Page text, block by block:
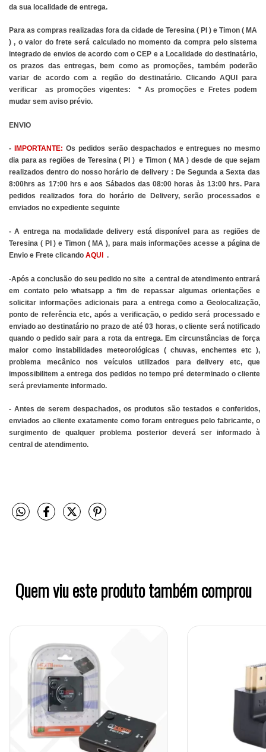
da sua localidade de entrega.
Para as compras realizadas fora da cidade de Teresina ( PI ) e Timon ( MA
) , o valor do frete será calculado no momento da compra pelo sistema
integrado de envios de acordo com o CEP e a Localidade do destinatário,
os prazos das entregas, bem como as promoções, também poderão
variar de acordo com a região do destinatário. Clicando AQUI para
verificar  as promoções vigentes:  * As promoções e Fretes podem
mudar sem aviso prévio.
ENVIO
- IMPORTANTE: Os pedidos serão despachados e entregues no mesmo
dia para as regiões de Teresina ( PI )  e Timon ( MA ) desde de que sejam
realizados dentro do nosso horário de delivery : De Segunda a Sexta das
8:00hrs as 17:00 hrs e aos Sábados das 08:00 horas às 13:00 hrs. Para
pedidos realizados fora do horário de Delivery, serão processados e
enviados no expediente seguinte
- A entrega na modalidade delivery está disponível para as regiões de
Teresina ( PI ) e Timon ( MA ), para mais informações acesse a página de
Envio e Frete clicando AQUI .
-Após a conclusão do seu pedido no site  a central de atendimento entrará
em contato pelo whatsapp a fim de repassar algumas orientações e
solicitar informações adicionais para a entrega como a Geolocalização,
ponto de referência etc, após a verificação, o pedido será processado e
enviado ao destinatário no prazo de até 03 horas, o cliente será notificado
quando o pedido sair para a rota da entrega. Em circunstâncias de força
maior como instabilidades meteorológicas ( chuvas, enchentes etc ),
problema mecânico nos veículos utilizados para delivery etc, que
impossibilitem a entrega dos pedidos no tempo pré determinado o cliente
será previamente informado.
- Antes de serem despachados, os produtos são testados e conferidos,
enviados ao cliente exatamente como foram entregues pelo fabricante, o
surgimento de qualquer problema posterior deverá ser informado à
central de atendimento.
Quem viu este produto também comprou